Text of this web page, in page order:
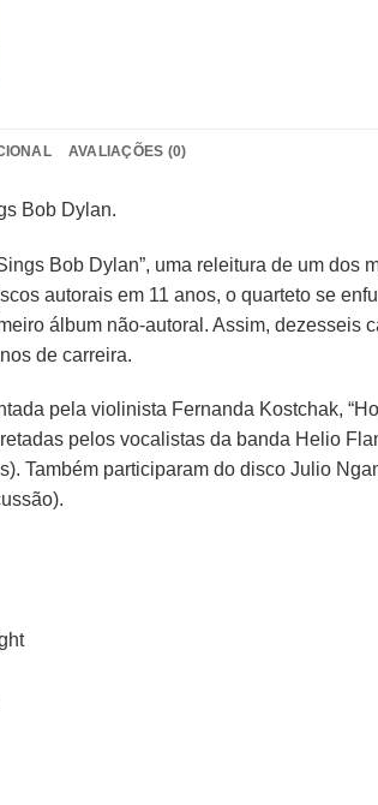
AVALIAÇÕES (0)
Bob Dylan.
Bob Dylan”, uma releitura de um
autorais em 11 anos, o quarteto se
álbum não-autoral. Assim,
de carreira.
pela violinista Fernanda Kostchak,
pelos vocalistas da banda Helio
Também participaram do disco Julio